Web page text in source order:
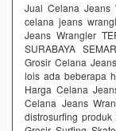
Jual Celana Jeans
celana jeans
Jeans Wrangler
SURABAYA
Grosir Celana
lois ada beberapa
Harga Celana
Celana Jeans
distrosurfing